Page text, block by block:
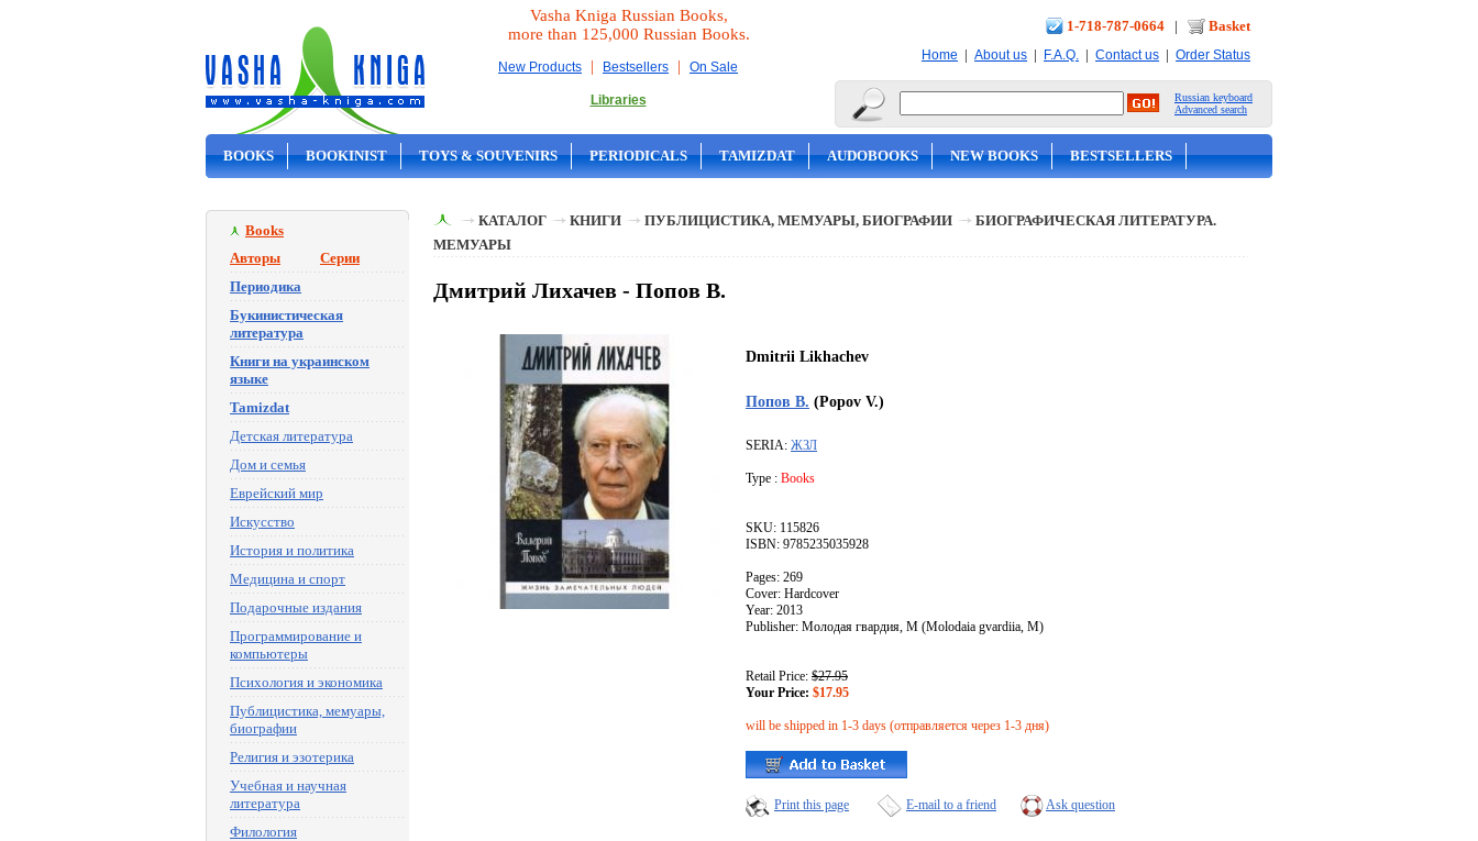
Vasha Kniga Russian Books,
more than 125,000 Russian Books.
New Products | Bestsellers | On Sale
Libraries
1-718-787-0664 | Basket
Home | About us | F.A.Q. | Contact us | Order Status
Russian keyboard
Advanced search
BOOKS BOOKINIST TOYS & SOUVENIRS PERIODICALS TAMIZDAT AUDOBOOKS NEW BOOKS BESTSELLERS
Books
Авторы
Серии
Периодика
Букинистическая
литература
Книги на украинском
языке
Tamizdat
Детская литература
Дом и семья
Еврейский мир
Искусство
История и политика
Медицина и спорт
Подарочные издания
Программирование и
компьютеры
Психология и экономика
Публицистика, мемуары,
биографии
Религия и эзотерика
Учебная и научная
литература
Филология
КАТАЛОГ КНИГИ ПУБЛИЦИСТИКА, МЕМУАРЫ, БИОГРАФИИ
БИОГРАФИЧЕСКАЯ ЛИТЕРАТУРА.
МЕМУАРЫ
Дмитрий Лихачев - Попов В.
Dmitrii Likhachev
Попов В. (Popov V.)
SERIA: ЖЗЛ
Type : Books
SKU: 115826
ISBN: 9785235035928
Pages: 269
Cover: Hardcover
Year: 2013
Publisher: Молодая гвардия, М (Molodaia gvardiia, M)
Retail Price: $27.95
Your Price: $17.95
will be shipped in 1-3 days (отправляется через 1-3 дня)
Print this page E-mail to a friend Ask question